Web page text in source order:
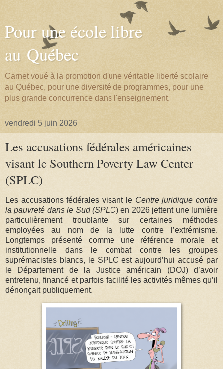
Pour une école libre
au Québec
Carnet voué à la promotion d'une véritable liberté scolaire
au Québec, pour une diversité de programmes, pour une
plus grande concurrence dans l'enseignement.
vendredi 5 juin 2026
Les accusations fédérales américaines
visant le Southern Poverty Law Center
(SPLC)
Les accusations fédérales visant le Centre juridique contre
la pauvreté dans le Sud (SPLC) en 2026 jettent une lumière
particulièrement troublante sur certaines méthodes
employées au nom de la lutte contre l’extrémisme.
Longtemps présenté comme une référence morale et
institutionnelle dans le combat contre les groupes
suprémacistes blancs, le SPLC est aujourd’hui accusé par
le Département de la Justice américain (DOJ) d’avoir
entretenu, financé et parfois facilité les activités mêmes qu’il
dénonçait publiquement.